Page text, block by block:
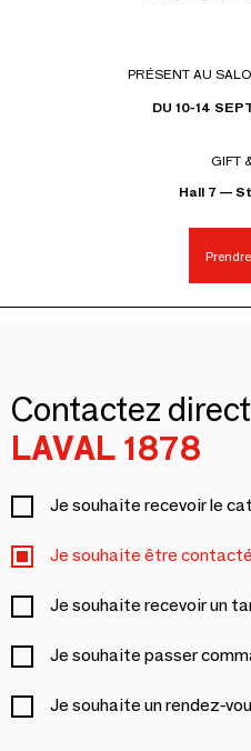
PRÉSENT AU
DU 10-14
GIFT
Hall 7 —
Contactez
LAVAL 1878
Je souhaite recevoir le
Je souhaite être contacté
Je souhaite recevoir un
Je souhaite passer
Je souhaite un rendez-